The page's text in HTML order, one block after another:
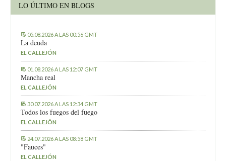
LO ÚLTIMO EN BLOGS
05.08.2026 A LAS 00:56 GMT
La deuda
EL CALLEJÓN
01.08.2026 A LAS 12:07 GMT
Mancha real
EL CALLEJÓN
30.07.2026 A LAS 12:34 GMT
Todos los fuegos del fuego
EL CALLEJÓN
24.07.2026 A LAS 08:58 GMT
"Fauces"
EL CALLEJÓN